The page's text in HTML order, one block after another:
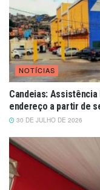
NOTÍCIAS
Candeias:
endereço a partir de
30 DE JULHO DE 2026